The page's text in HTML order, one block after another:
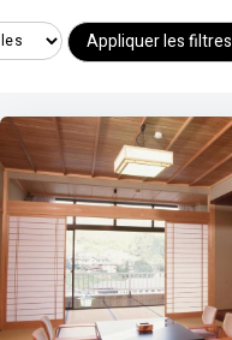
Appliquer les filtres